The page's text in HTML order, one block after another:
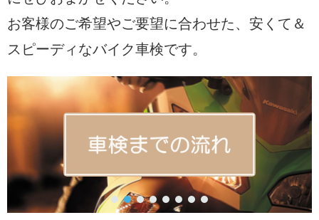
お客様のご希望やご要望に合わせた、安くて＆
スピーディなバイク車検です。